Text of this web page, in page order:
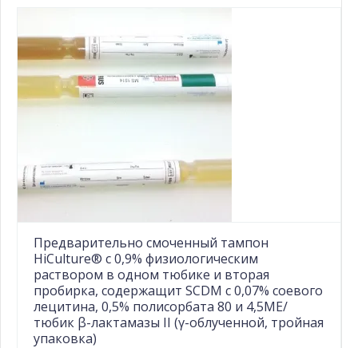
Предварительно смоченный тампон
HiCulture® с 0,9% физиологическим
раствором в одном тюбике и вторая
пробирка, содержащит SCDM с 0,07% соевого
лецитина, 0,5% полисорбата 80 и 4,5МЕ/
тюбик β-лактамазы II (γ-облученной, тройная
упаковка)